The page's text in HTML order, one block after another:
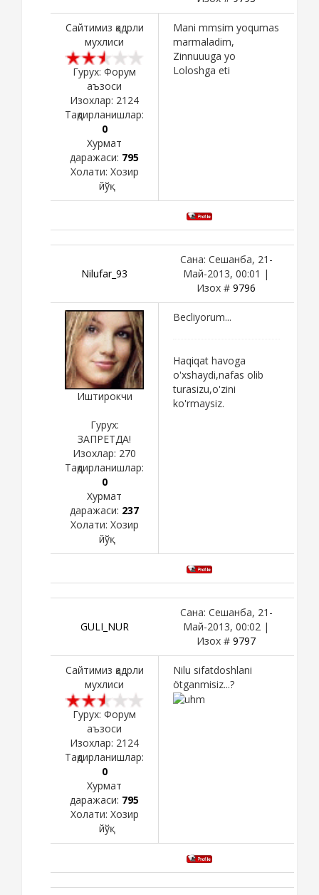
Сайтимиз қадрли
мухлиси
Гурух: Форум
аъзоси
Изохлар: 2124
Тақдирланишлар:
0
Хурмат
даражаси: 795
Холати: Хозир
йўқ
Mani mmsim yoqumas
marmaladim,
Zinnuuuga yo
Loloshga eti
Nilufar_93
Сана: Сешанба, 21-
Май-2013, 00:01 |
Изох # 9796
Иштирокчи
Гурух:
ЗАПРЕТДА!
Изохлар: 270
Тақдирланишлар:
0
Хурмат
даражаси: 237
Холати: Хозир
йўқ
Becliyorum...
Haqiqat havoga
o'xshaydi,nafas olib
turasizu,o'zini
ko'rmaysiz.
GULI_NUR
Сана: Сешанба, 21-
Май-2013, 00:02 |
Изох # 9797
Сайтимиз қадрли
мухлиси
Гурух: Форум
аъзоси
Изохлар: 2124
Тақдирланишлар:
0
Хурмат
даражаси: 795
Холати: Хозир
йўқ
Nilu sifatdoshlani
ötganmisiz...?